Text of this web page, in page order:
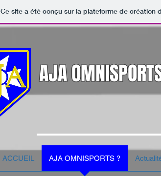
Ce site a été conçu sur la plateforme de création
AJA
ACCUEIL AJA OMNISPORTS ?